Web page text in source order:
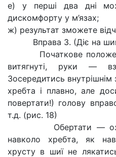
е) у перші два дні
дискомфорту у м’язах;
ж) результат зможете
Вправа 3. (Діє на
Початкове
витягнуті, руки —
Зосередитись
хребта і плавно, але
повертати!) голову
т.д. (рис. 18)
Обертати —
навколо хребта, як
хрусту в шиї не